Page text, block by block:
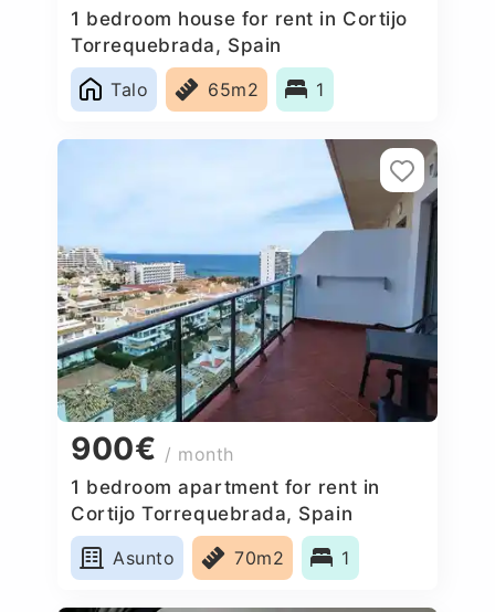
1 bedroom house for rent in Cortijo
Torrequebrada, Spain
Talo
65m2 1
900€ / month
1 bedroom apartment for rent in
Cortijo Torrequebrada, Spain
Asunto
70m2 1